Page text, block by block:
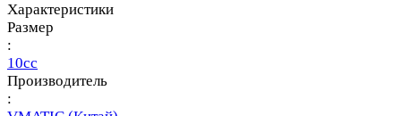
Характеристики
Размер
:
10сс
Производитель
: